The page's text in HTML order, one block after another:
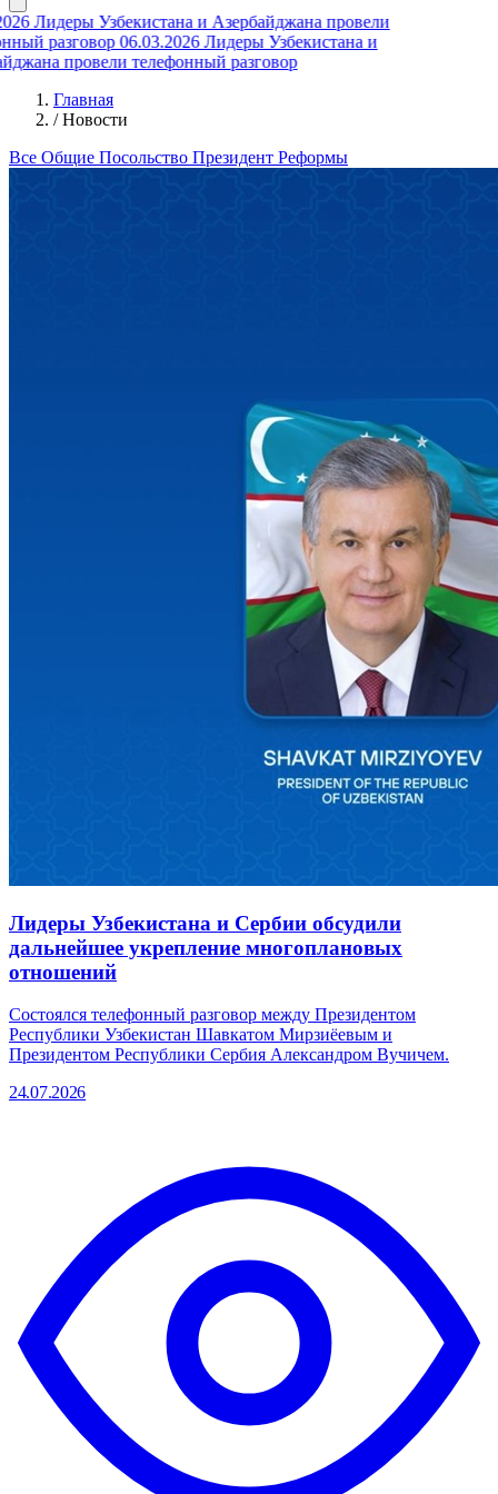
Лидеры Узбекистана и Азербайджана провели
разговор 06.03.2026 Лидеры Узбекистана и
провели телефонный разговор
Главная
/ Новости
Все Общие Посольство Президент Реформы
Лидеры Узбекистана и Сербии обсудили
дальнейшее укрепление многоплановых
отношений
Состоялся телефонный разговор между Президентом
Республики Узбекистан Шавкатом Мирзиёевым и
Президентом Республики Сербия Александром Вучичем.
24.07.2026